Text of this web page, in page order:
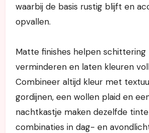
waarbij de basis rustig blijft en
opvallen.
Matte finishes helpen schittering
verminderen en laten kleuren
Combineer altijd kleur met
gordijnen, een wollen plaid en
nachtkastje maken dezelfde
combinaties in dag- en